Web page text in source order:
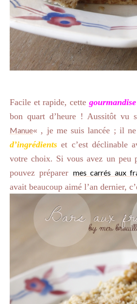
Facile et rapide, cette gourmandise
bon quart d’heure ! Aussitôt vu
Manue« , je me suis lancée ; il
d’ingrédients et c’est déclinable
votre choix. Si vous avez un peu
pouvez préparer mes carrés aux
avait beaucoup aimé l’an dernier,